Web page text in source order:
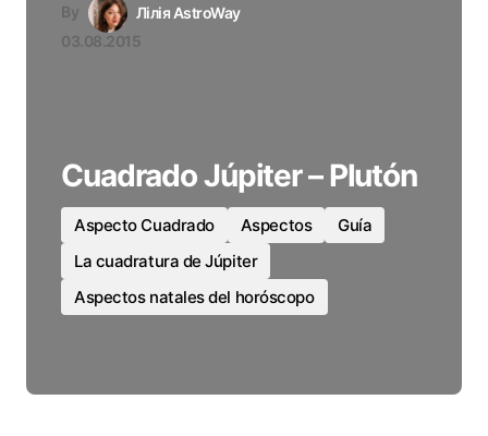
By
Лілія AstroWay
03.08.2015
Cuadrado Júpiter – Plutón
Aspecto Cuadrado Aspectos
Guía
La cuadratura de Júpiter
Aspectos natales del horóscopo